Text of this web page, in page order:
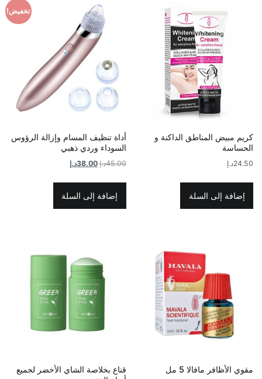
كريم مبيض المناطق الداكنة و
الحساسة
24.50د.إ
إضافة إلى السلة
تخفيض!
أداة تنظيف المسام وإزالة الرؤوس
السوداء وردي ذهبي
45.00د.إالسعر
45.00د.إ.
38.00د.إ
38.00د.إ.
إضافة إلى السلة
مقوي الأظافر مافالا 5 مل
قناع بخلاصة الشاي الأخضر لجميع